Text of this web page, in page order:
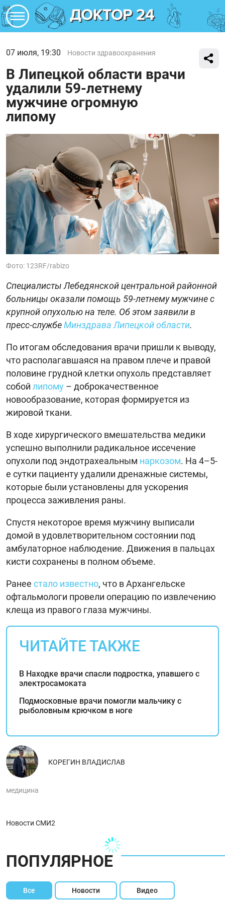
07 июля, 19:30 Новости здравоохранения
В Липецкой области врачи
удалили 59-летнему
мужчине огромную
липому
Фото: 123RF/rabizo
Специалисты Лебедянской центральной районной
больницы оказали помощь 59-летнему мужчине с
крупной опухолью на теле. Об этом заявили в
пресс-службеМинздрава Липецкой области.
По итогам обследования врачи пришли к выводу,
что располагавшаяся на правом плече и правой
половине грудной клетки опухоль представляет
собой липому – доброкачественное
новообразование, которая формируется из
жировой ткани.
В ходе хирургического вмешательства медики
успешно выполнили радикальное иссечение
опухоли под эндотрахеальным наркозом. На 4–5-
е сутки пациенту удалили дренажные системы,
которые были установлены для ускорения
процесса заживления раны.
Спустя некоторое время мужчину выписали
домой в удовлетворительном состоянии под
амбулаторное наблюдение. Движения в пальцах
кисти сохранены в полном объеме.
Ранее стало известно, что в Архангельске
офтальмологи провели операцию по извлечению
клеща из правого глаза мужчины.
ЧИТАЙТЕ ТАКЖЕ
В Находке врачи спасли подростка, упавшего с
электросамоката
Подмосковные врачи помогли мальчику с
рыболовным крючком в ноге
КОРЕГИН ВЛАДИСЛАВ
медицина
Новости СМИ2
ПОПУЛЯРНОЕ
Все Новости Видео